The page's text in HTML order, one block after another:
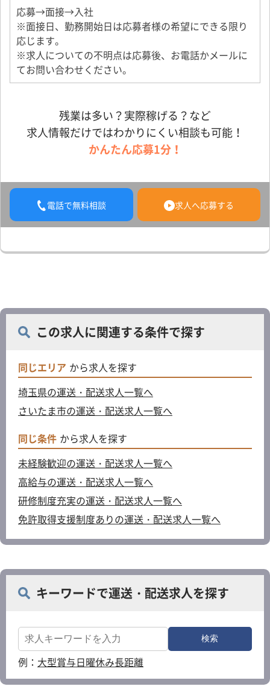
応募→面接→入社
※面接日、勤務開始日は応募者様の希望にできる限り
応じます。
※求人についての不明点は応募後、お電話かメールに
てお問い合わせください。
残業は多い？実際稼げる？など
求人情報だけではわかりにくい相談も可能！
かんたん応募1分！
電話で無料相談 求人へ応募する
この求人に関連する条件で探す
同じエリア から求人を探す
埼玉県の運送・配送求人一覧へ
さいたま市の運送・配送求人一覧へ
同じ条件 から求人を探す
未経験歓迎の運送・配送求人一覧へ
高給与の運送・配送求人一覧へ
研修制度充実の運送・配送求人一覧へ
免許取得支援制度ありの運送・配送求人一覧へ
キーワードで運送・配送求人を探す
例： 大型賞与日曜休み長距離